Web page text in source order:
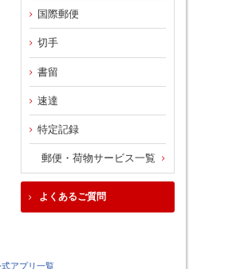
国際郵便
切手
書留
速達
特定記録
郵便・荷物サービス一覧
よくあるご質問
式アプリ一覧